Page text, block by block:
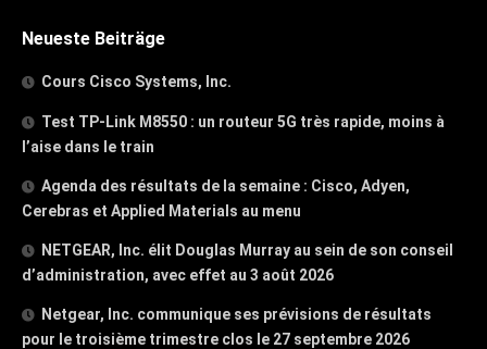
Neueste Beiträge
Cours Cisco Systems, Inc.
Test TP-Link M8550 : un routeur 5G très rapide, moins à
l’aise dans le train
Agenda des résultats de la semaine : Cisco, Adyen,
Cerebras et Applied Materials au menu
NETGEAR, Inc. élit Douglas Murray au sein de son conseil
d’administration, avec effet au 3 août 2026
Netgear, Inc. communique ses prévisions de résultats
pour le troisième trimestre clos le 27 septembre 2026